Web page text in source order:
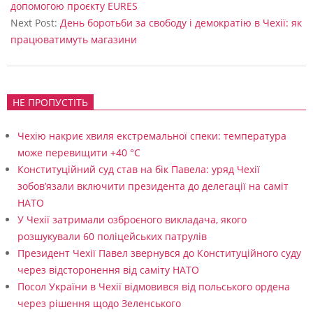
и
з
о
к
о
о
і
ю
,
04
допомогою проєкту EURES
Next Post: День боротьби за свободу і демократію в Чехії: як
працюватимуть магазини
НЕ ПРОПУСТІТЬ
Чехію накриє хвиля екстремальної спеки: температура
може перевищити +40 °C
Конституційний суд став на бік Павела: уряд Чехії
зобов’язали включити президента до делегації на саміт
НАТО
У Чехії затримали озброєного викладача, якого
розшукували 60 поліцейських патрулів
Президент Чехії Павел звернувся до Конституційного суду
через відсторонення від саміту НАТО
Посол України в Чехії відмовився від польського ордена
через рішення щодо Зеленського